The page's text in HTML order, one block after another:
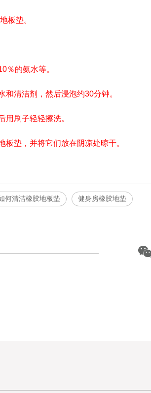
板垫。
％的氨水等。
和清洁剂，然后浸泡约30分钟。
用刷子轻轻擦洗。
板垫，并将它们放在阴凉处晾干。
何清洁橡胶地板垫 健身房橡胶地垫